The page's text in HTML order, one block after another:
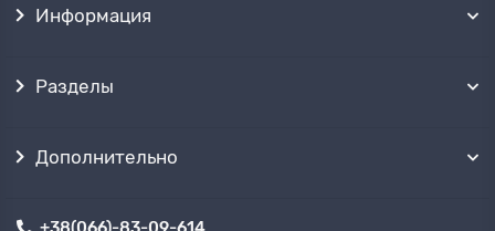
Информация
Разделы
Дополнительно